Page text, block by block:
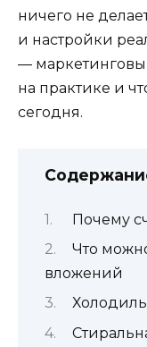
ничего не
и настройки
—
на практике и
сегодня.
Почему
Что
вложений